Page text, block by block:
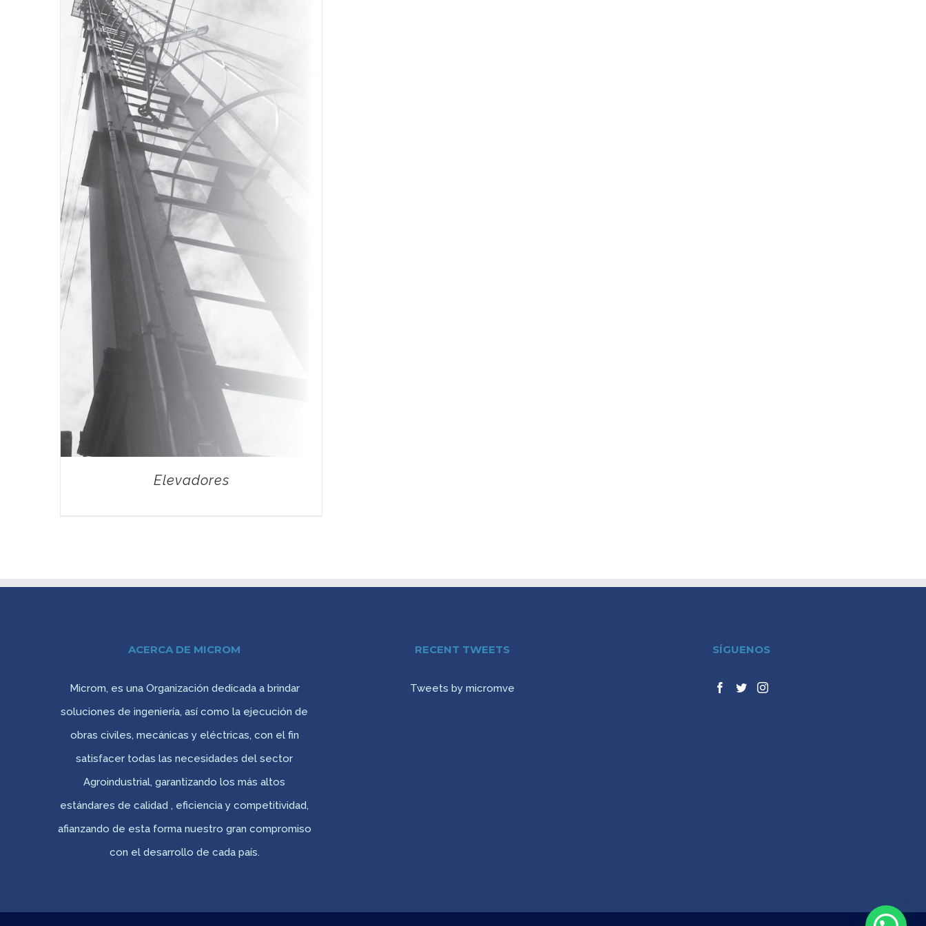
Elevadores
ACERCA DE MICROM
Microm, es una Organización dedicada a brindar
soluciones de ingeniería, así como la ejecución de
obras civiles, mecánicas y eléctricas, con el fin
satisfacer todas las necesidades del sector
Agroindustrial, garantizando los más altos
estándares de calidad , eficiencia y competitividad,
afianzando de esta forma nuestro gran compromiso
con el desarrollo de cada país.
RECENT TWEETS
Tweets by micromve
SÍGUENOS